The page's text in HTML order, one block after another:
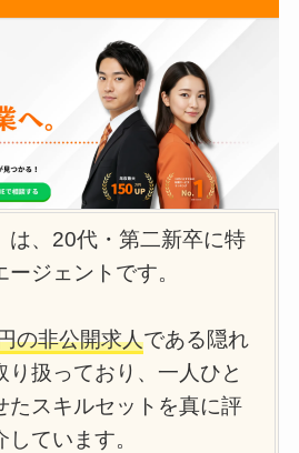
は、20代・第二新卒に特
ジェントです。
の非公開求人である隠れ
り扱っており、一人ひと
たスキルセットを真に評
ています。